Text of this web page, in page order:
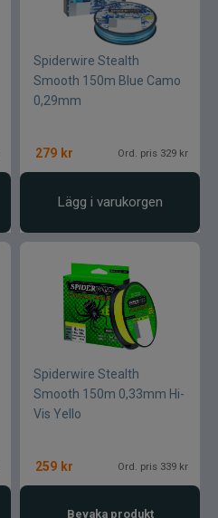
Spiderwire Stealth
Smooth 150m Blue Camo
0,29mm
279 kr Ord. pris 329 kr
Lägg i varukorgen
Spiderwire Stealth
Smooth 150m 0,33mm Hi-
Vis Yello
259 kr Ord. pris 339 kr
Bevaka produkt